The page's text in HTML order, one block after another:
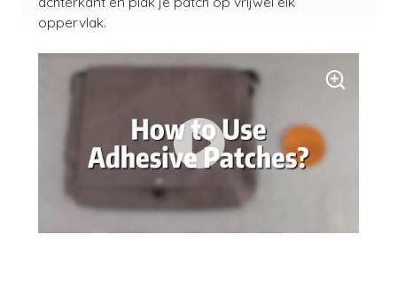
oppervlak.